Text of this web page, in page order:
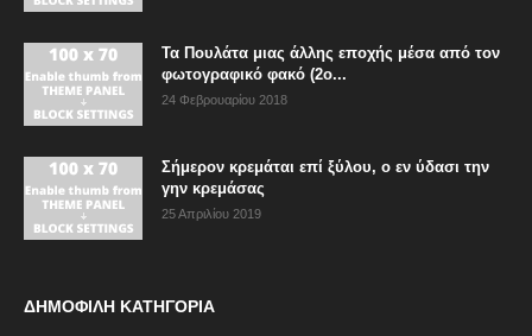
Τα Πουλάτα μιας άλλης εποχής μέσα από τον
φωτογραφικό φακό (2ο...
24 Φεβρουαρίου 2018
Σήμερον κρεμάται επί ξύλου, ο εν ύδασι την
γην κρεμάσας
25 Απριλίου 2019
ΔΗΜΟΦΙΛΗ ΚΑΤΗΓΟΡΙΑ